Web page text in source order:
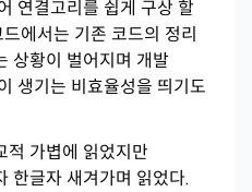
연결고리를 쉽게 구상 할
에서는 기존 코드의 정리
상황이 벌어지며 개발
생기는 비효율성을 띄기도
적 가볍에 읽었지만
한글자 새겨가며 읽었다.